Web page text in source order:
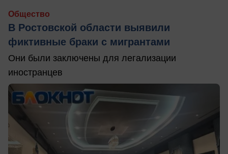
Общество
В Ростовской области выявили
фиктивные браки с мигрантами
Они были заключены для легализации
иностранцев